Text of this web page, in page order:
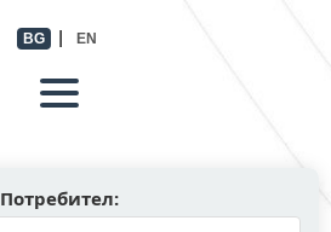
BG | EN
Потребител: